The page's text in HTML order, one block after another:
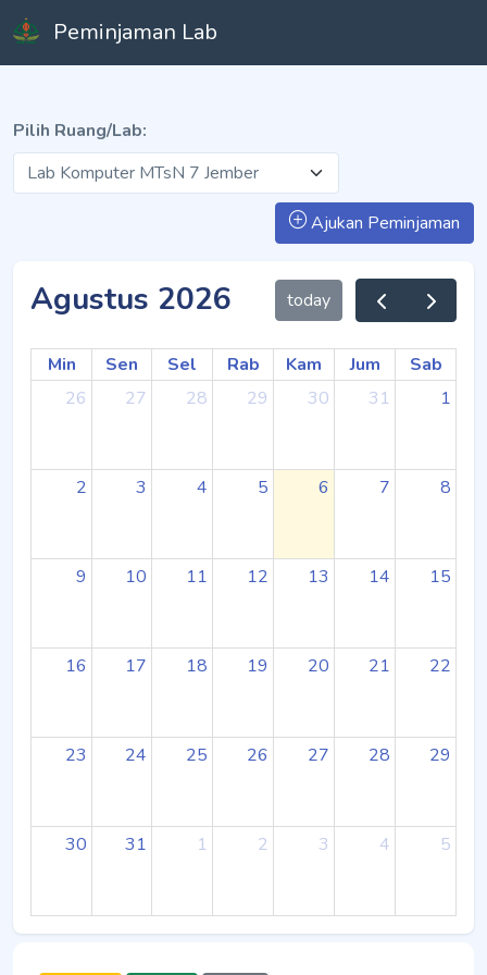
Peminjaman Lab
Pilih Ruang/Lab:
Ajukan Peminjaman
Agustus 2026 today
Min Sen Sel Rab Kam Jum
Sab
26
27 28 29 30 31 1
2 3 4 5 6 7 8
9 10 11 12 13 14 15
16 17 18 19 20 21 22
23 24 25 26 27 28 29
30 31 1 2 3 4 5